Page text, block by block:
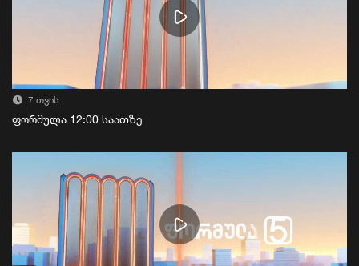
7 თვის
ფორმულა 12:00 საათზე